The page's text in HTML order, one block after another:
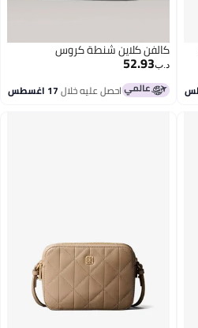
كالفن كلاين شنطة كروس
د.ب‏52.93
احصل عليه خلال17 اغسطس